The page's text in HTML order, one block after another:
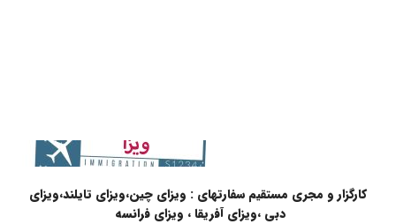
کارگزار و مجری مستقیم سفارتهای : ویزای چین،ویزای تایلند،ویزای
دبی ،ویزای آفریقا ، ویزای فرانسه